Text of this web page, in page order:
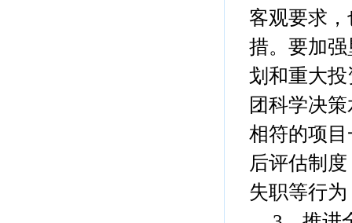
客观要求
措。要加
划和重大
团科学决
相符的项
后评估制
失职等行